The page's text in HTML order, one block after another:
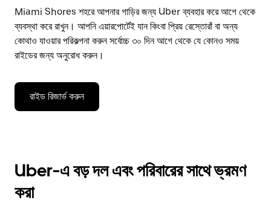
Miami Shores শহরে আপনার গাড়ির জন্য Uber ব্যবহার করে আগে থেকে
ব্যবস্থা করে রাখুন। আপনি এয়ারপোর্টেই যান কিংবা প্রিয় রেস্তোরাঁ বা অন্য
কোথাও যাওয়ার পরিকল্পনা করুন সর্বোচ্চ ৩০ দিন আগে থেকে যে কোনও সময়
রাইডের জন্য অনুরোধ করুন।
রাইড রিজার্ভ করুন
Uber-এ বড় দল এবং পরিবারের সাথে ভ্রমণ
করা